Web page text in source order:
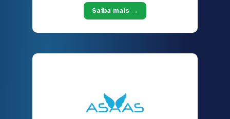
Saiba mais →